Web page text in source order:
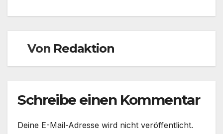
Von Redaktion
Schreibe einen Kommentar
Deine E-Mail-Adresse wird nicht veröffentlicht.